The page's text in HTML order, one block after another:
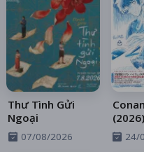
Thư Tình Gửi
Ngoại
07/08/2026
Thần
Trên
24/